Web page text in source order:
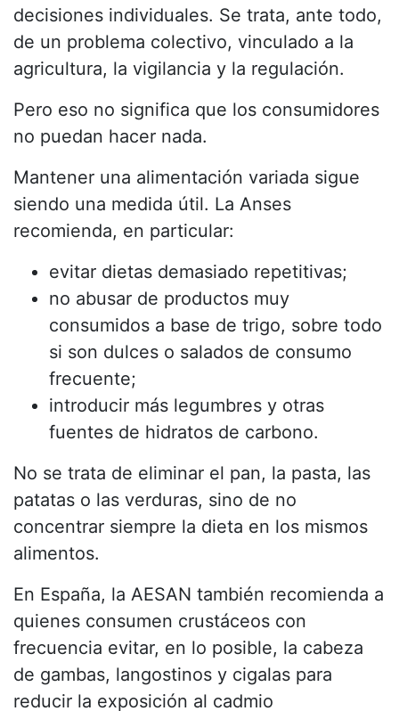
decisiones individuales. Se trata, ante todo,
de un problema colectivo, vinculado a la
agricultura, la vigilancia y la regulación.
Pero eso no significa que los consumidores
no puedan hacer nada.
Mantener una alimentación variada sigue
siendo una medida útil. La Anses
recomienda, en particular:
evitar dietas demasiado repetitivas;
no abusar de productos muy
consumidos a base de trigo, sobre todo
si son dulces o salados de consumo
frecuente;
introducir más legumbres y otras
fuentes de hidratos de carbono.
No se trata de eliminar el pan, la pasta, las
patatas o las verduras, sino de no
concentrar siempre la dieta en los mismos
alimentos.
En España, la AESAN también recomienda a
quienes consumen crustáceos con
frecuencia evitar, en lo posible, la cabeza
de gambas, langostinos y cigalas para
reducir la exposición al cadmio